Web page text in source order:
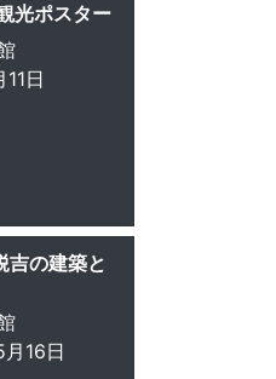
光ポスター
日
の建築と
16日